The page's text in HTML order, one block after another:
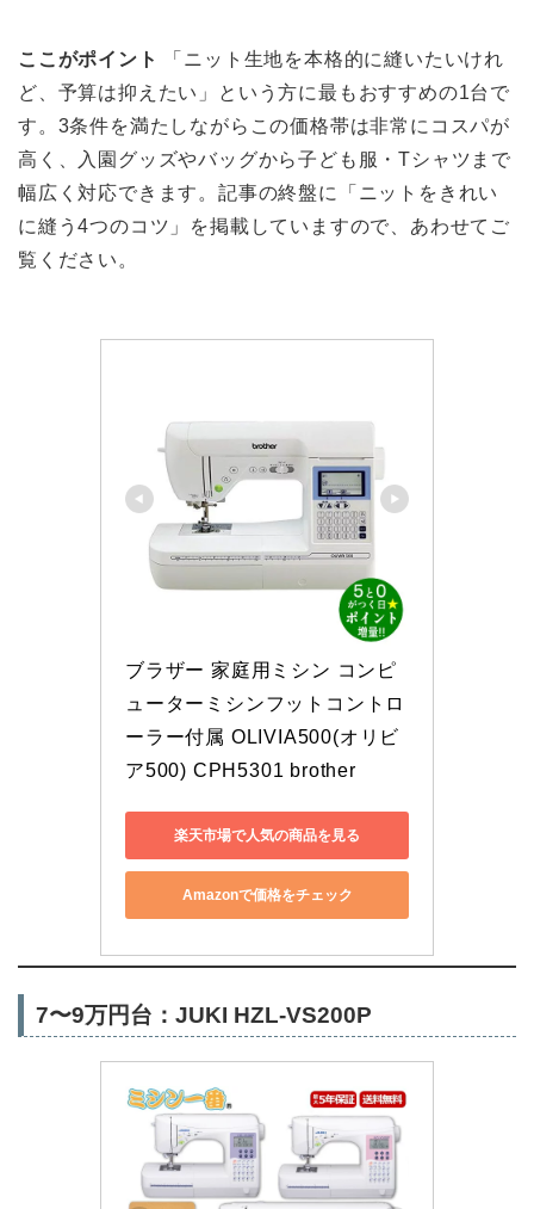
ここがポイント
「ニット生地を本格的に縫いたいけれ
ど、予算は抑えたい」という方に最もおすすめの1台で
す。3条件を満たしながらこの価格帯は非常にコスパが
高く、入園グッズやバッグから子ども服・Tシャツまで
幅広く対応できます。記事の終盤に「ニットをきれい
に縫う4つのコツ」を掲載していますので、あわせてご
覧ください。
ブラザー 家庭用ミシン コンピ
ューターミシンフットコントロ
ーラー付属 OLIVIA500(オリビ
ア500) CPH5301 brother
楽天市場で人気の商品を見る
Amazonで価格をチェック
7〜9万円台：JUKI HZL-VS200P